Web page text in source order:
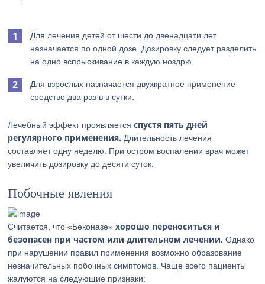
Для лечения детей от шести до двенадцати лет
назначается по одной дозе. Дозировку следует разделить
на одно вспрыскивание в каждую ноздрю.
Для взрослых назначается двухкратное применение
средство два раз в в сутки.
Лечебный эффект проявляетсяспустя пять дней
регулярного применения. Длительность лечения
составляет одну неделю. При остром воспалении врач может
увеличить дозировку до десяти суток.
Побочные явления
Считается, что «Беконазе»хорошо переноситься и
безопасен при частом или длительном лечении. Однако
при нарушении правил применения возможно образование
незначительных побочных симптомов. Чаще всего пациенты
жалуются на следующие признаки: